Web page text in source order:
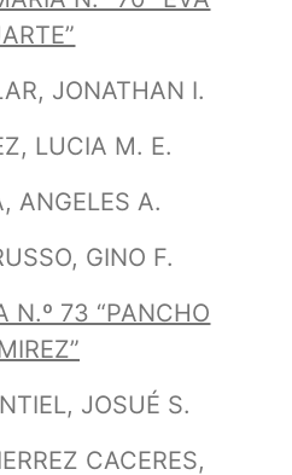
JONATHAN I.
LUCIA M. E.
ANGELES A.
GINO F.
N.º 73 “PANCHO
JOSUÉ S.
CACERES,